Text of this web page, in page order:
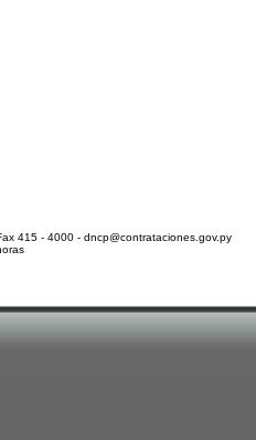
415 - 4000 - dncp@contrataciones.gov.py